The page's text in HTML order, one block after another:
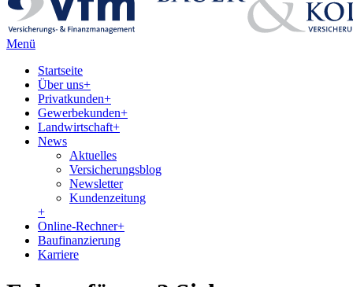
Menü
Startseite
Über uns+
Privatkunden+
Gewerbekunden+
Landwirtschaft+
News
Aktuelles
Versicherungsblog
Newsletter
Kundenzeitung
+
Online-Rechner+
Baufinanzierung
Karriere